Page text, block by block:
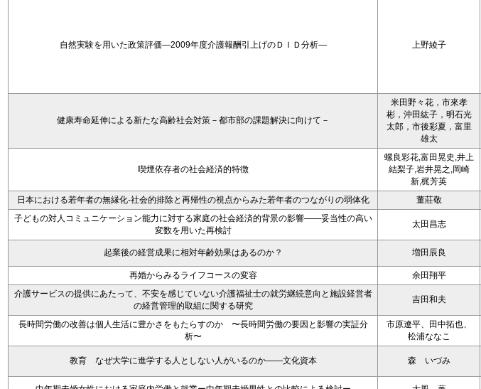
自然実験を用いた政策評価―2009年度介護報酬引上げのＤＩＤ分析― 上野綾子
健康寿命延伸による新たな高齢社会対策－都市部の課題解決に向けて－
米田野々花，市來孝
彬，沖田紘子，明石光
太郎，市後彩夏，富里
雄太
喫煙依存者の社会経済的特徴
螺良彩花,富田晃史,井上
結梨子,岩井晃之,岡崎
新,梶芳英
日本における若年者の無縁化-社会的排除と再帰性の視点からみた若年者のつながりの弱体化 董莊敬
子どもの対人コミュニケーション能力に対する家庭の社会経済的背景の影響――妥当性の高い
変数を用いた再検討
太田昌志
起業後の経営成果に相対年齢効果はあるのか？ 増田辰良
再婚からみるライフコースの変容
余田翔平
介護サービスの提供にあたって、不安を感じていない介護福祉士の就労継続意向と施設経営者
の経営管理的取組に関する研究
吉田和夫
長時間労働の改善は個人生活に豊かさをもたらすのか 〜長時間労働の要因と影響の実証分
析〜
市原遼平、田中拓也、
松浦ななこ
教育 なぜ大学に進学する人としない人がいるのか――文化資本 森 いづみ